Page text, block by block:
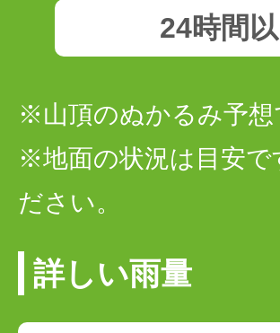
24時間
※山頂のぬかるみ予想
※地面の状況は目安で
ださい。
詳しい雨量